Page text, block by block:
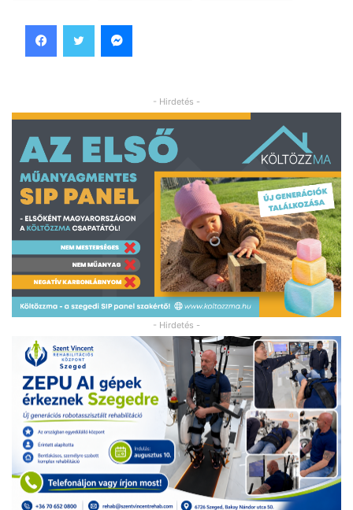
- Hirdetés -
- Hirdetés -